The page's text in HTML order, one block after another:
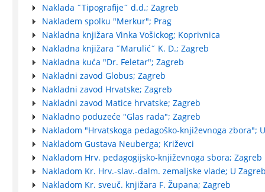
Naklada ˝Tipografije˝ d.d.; Zagreb
Nakladem spolku "Merkur"; Prag
Nakladna knjižara Vinka Vošickog; Koprivnica
Nakladna knjižara ˝Marulić˝ K. D.; Zagreb
Nakladna kuća "Dr. Feletar"; Zagreb
Nakladni zavod Globus; Zagreb
Nakladni zavod Hrvatske; Zagreb
Nakladni zavod Matice hrvatske; Zagreb
Nakladno poduzeće "Glas rada"; Zagreb
Nakladom "Hrvatskoga pedagoško-književnoga zbora";
Nakladom Gustava Neuberga; Križevci
Nakladom Hrv. pedagogijsko-književnoga sbora; Zagreb
Nakladom Kr. Hrv.-slav.-dalm. zemaljske vlade; U
Nakladom Kr. sveuč. knjižara F. Župana; Zagreb